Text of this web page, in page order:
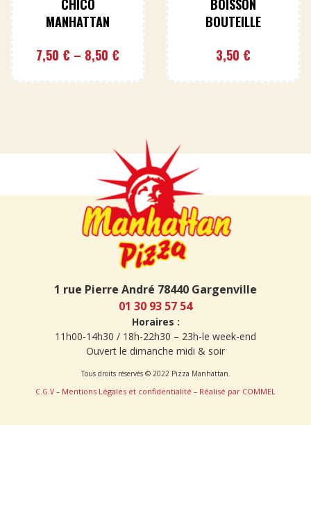
CHICO
MANHATTAN
7,50 € – 8,50 €
BOISSON
BOUTEILLE
3,50 €
1 rue Pierre André 78440 Gargenville
01 30 93 57 54
Horaires :
11h00-14h30 / 18h-22h30 – 23h-le week-end
Ouvert le dimanche midi & soir
Tous droits réservés © 2022 Pizza Manhattan.
C.G.V – Mentions Légales et confidentialité – Réalisé par COMMEL